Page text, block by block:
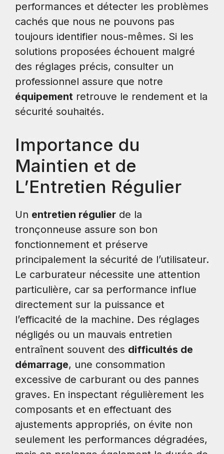
performances et détecter les problèmes
cachés que nous ne pouvons pas
toujours identifier nous-mêmes. Si les
solutions proposées échouent malgré
des réglages précis, consulter un
professionnel assure que notre
équipement retrouve le rendement et la
sécurité souhaités.
Importance du
Maintien et de
L’Entretien Régulier
Un entretien régulier de la
tronçonneuse assure son bon
fonctionnement et préserve
principalement la sécurité de l’utilisateur.
Le carburateur nécessite une attention
particulière, car sa performance influe
directement sur la puissance et
l’efficacité de la machine. Des réglages
négligés ou un mauvais entretien
entraînent souvent des difficultés de
démarrage, une consommation
excessive de carburant ou des pannes
graves. En inspectant régulièrement les
composants et en effectuant des
ajustements appropriés, on évite non
seulement les performances dégradées,